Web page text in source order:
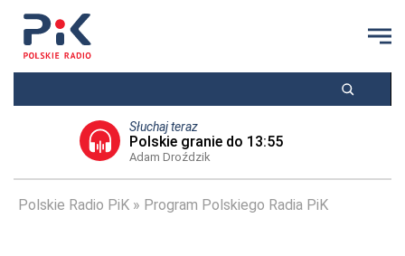
Słuchaj teraz
Polskie granie do 13:55
Adam Droździk
Polskie Radio PiK Program Polskiego Radia PiK